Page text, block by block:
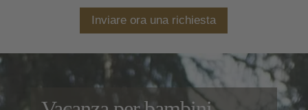
Inviare ora una richiesta